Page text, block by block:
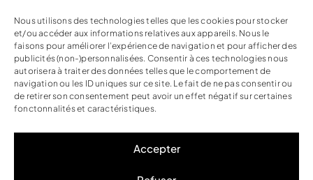
Nous utilisons des technologies telles que les cookies pour stocker
et/ou accéder aux informations relatives aux appareils. Nous le
faisons pour améliorer l’expérience de navigation et pour afficher des
publicités (non-)personnalisées. Consentir à ces technologies nous
autorisera à traiter des données telles que le comportement de
navigation ou les ID uniques sur ce site. Le fait de ne pas consentir ou
de retirer son consentement peut avoir un effet négatif sur certaines
fonctonnalités et caractéristiques.
Accepter
Nous suivre
Mentions légales